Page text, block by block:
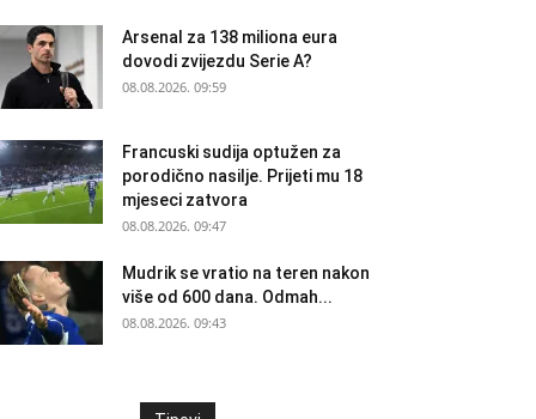
Arsenal za 138 miliona eura
dovodi zvijezdu Serie A?
08.08.2026. 09:59
Francuski sudija optužen za
porodično nasilje. Prijeti mu 18
mjeseci zatvora
08.08.2026. 09:47
Mudrik se vratio na teren nakon
više od 600 dana. Odmah...
08.08.2026. 09:43